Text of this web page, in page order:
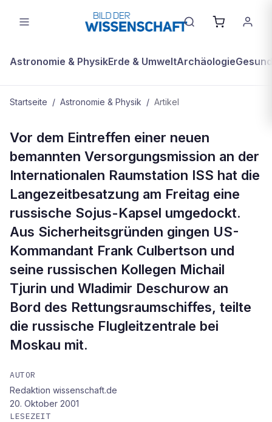
Astronomie & PhysikErde & UmweltArchäologie
Startseite / Astronomie & Physik / Artikel
Raumschiff an ISS umgekoppelt -
erste Europäerin vor Start
Vor dem Eintreffen einer neuen
bemannten Versorgungsmission an der
Internationalen Raumstation ISS hat die
Langezeitbesatzung am Freitag eine
russische Sojus-Kapsel umgedockt.
Aus Sicherheitsgründen gingen US-
Kommandant Frank Culbertson und
seine russischen Kollegen Michail
Tjurin und Wladimir Deschurow an
Bord des Rettungsraumschiffes, teilte
die russische Flugleitzentrale bei
Moskau mit.
AUTOR
Redaktion wissenschaft.de
20. Oktober 2001
LESEZEIT